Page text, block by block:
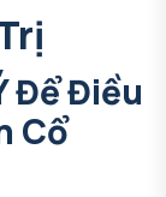
Để Điều
Cổ